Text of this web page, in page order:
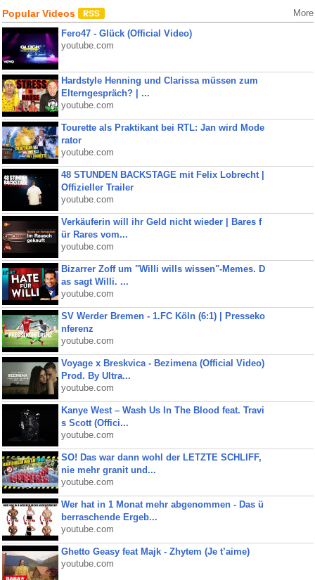
Popular Videos More
Fero47 - Glück (Official Video)
youtube.com
Hardstyle Henning und Clarissa müssen zum
Elterngespräch? | ...
youtube.com
Tourette als Praktikant bei RTL: Jan wird Mode
rator
youtube.com
48 STUNDEN BACKSTAGE mit Felix Lobrecht |
Offizieller Trailer
youtube.com
Verkäuferin will ihr Geld nicht wieder | Bares f
ür Rares vom...
youtube.com
Bizarrer Zoff um "Willi wills wissen"-Memes. D
as sagt Willi. ...
youtube.com
SV Werder Bremen - 1.FC Köln (6:1) | Presseko
nferenz
youtube.com
Voyage x Breskvica - Bezimena (Official Video)
Prod. By Ultra...
youtube.com
Kanye West – Wash Us In The Blood feat. Travi
s Scott (Offici...
youtube.com
SO! Das war dann wohl der LETZTE SCHLIFF,
nie mehr granit und...
youtube.com
Wer hat in 1 Monat mehr abgenommen - Das ü
berraschende Ergeb...
youtube.com
Ghetto Geasy feat Majk - Zhytem (Je t’aime)
youtube.com